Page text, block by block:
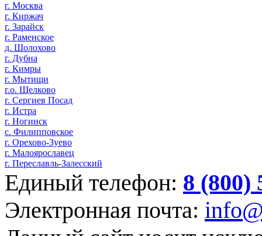
г. Москва
г. Киржач
г. Зарайск
г. Раменское
д. Шолохово
г. Дубна
г. Кимры
г. Мытищи
г.о. Щелково
г. Сергиев Посад
г. Истра
г. Ногинск
с. Филипповское
г. Орехово-Зуево
г. Малоярославец
г. Переславль-Залесский
Единый телефон: 8 (800)
Электронная почта: